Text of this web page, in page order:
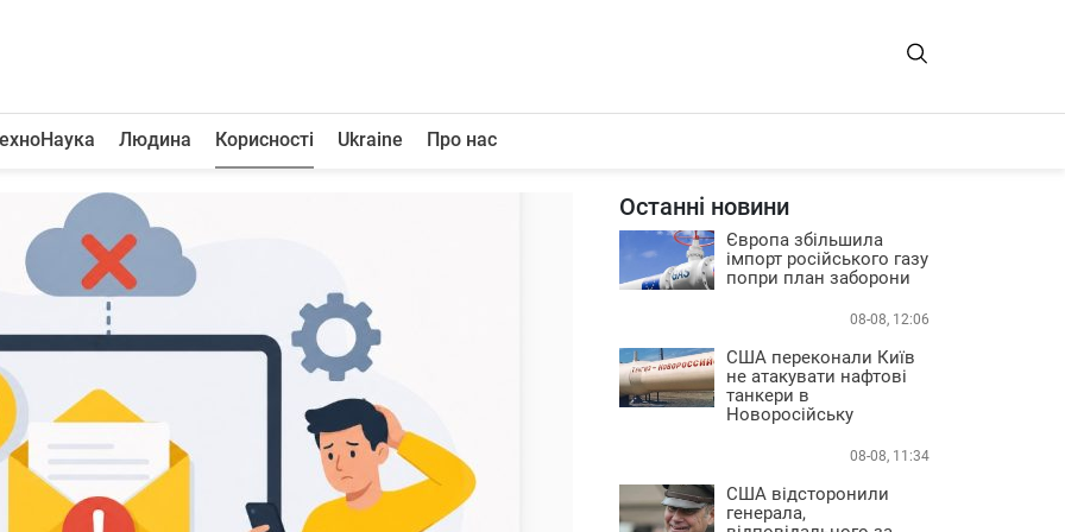
Людина Корисності Ukraine Про нас
Останні новини
Європа збільшила
імпорт російського газу
попри план заборони
08-08, 12:06
США переконали Київ
не атакувати нафтові
танкери в
Новоросійську
08-08, 11:34
США відсторонили
генерала,